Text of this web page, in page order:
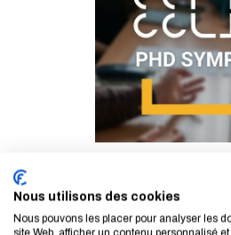
2e édition du
Symposium
Nous utilisons des cookies
Nous pouvons les placer pour analyser les
site Web, afficher un contenu personnalisé